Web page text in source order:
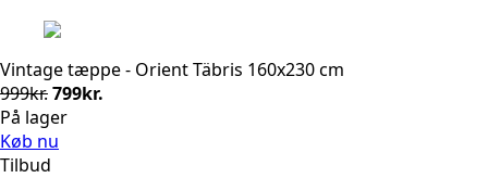
Vintage tæppe - Orient Täbris 160x230 cm
999kr.Den
oprindelige
pris
799kr.
På lager
Køb nu
Tilbud